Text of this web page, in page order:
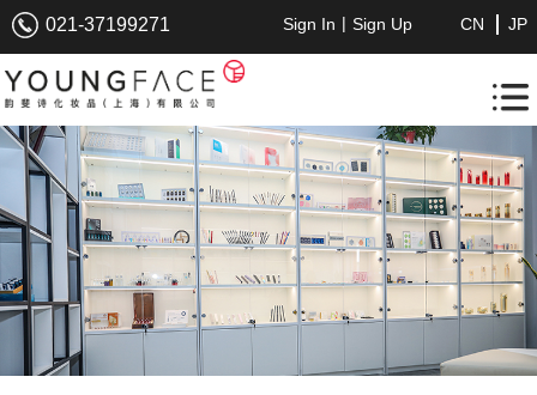
021-37199271 Sign In | Sign Up JP
CN